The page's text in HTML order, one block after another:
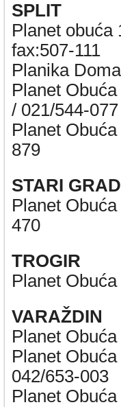
SPLIT
Planet obuća
fax:507-111
Planika
Planet
/ 021/544-
Planet
879
STARI GRAD
Planet
470
TROGIR
Planet
VARAŽDIN
Planet
Planet
042/653-003
Planet